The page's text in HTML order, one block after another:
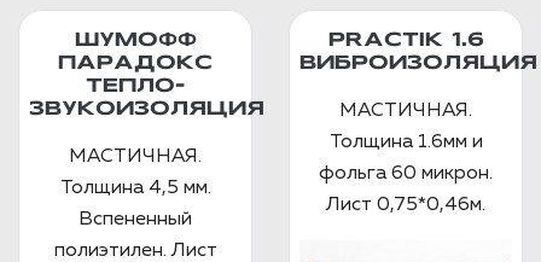
ШУМОФФ
ПАРАДОКС
ТЕПЛО-
ЗВУКОИЗОЛЯЦИЯ
МАСТИЧНАЯ.
Толщина 4,5 мм.
Вспененный
полиэтилен. Лист
PRACTIK 1.6
ВИБРОИЗОЛЯЦИЯ
МАСТИЧНАЯ.
Толщина 1.6мм и
фольга 60 микрон.
Лист 0,75*0,46м.